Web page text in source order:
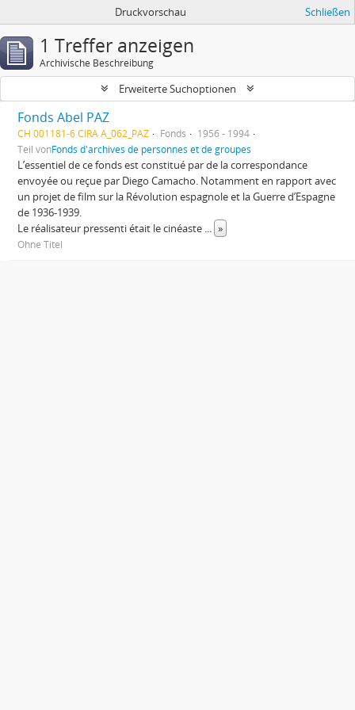
Druckvorschau Schließen
1 Treffer anzeigen
Archivische Beschreibung
Erweiterte Suchoptionen
Fonds Abel PAZ
CH 001181-6 CIRA A_062_PAZ Fonds
1956 - 1994
Teil vonFonds d'archives de personnes et de groupes
L’essentiel de ce fonds est constitué par de la correspondance
envoyée ou reçue par Diego Camacho. Notamment en rapport avec
un projet de film sur la Révolution espagnole et la Guerre d’Espagne
de 1936-1939.
Le réalisateur pressenti était le cinéaste ... »
Ohne Titel